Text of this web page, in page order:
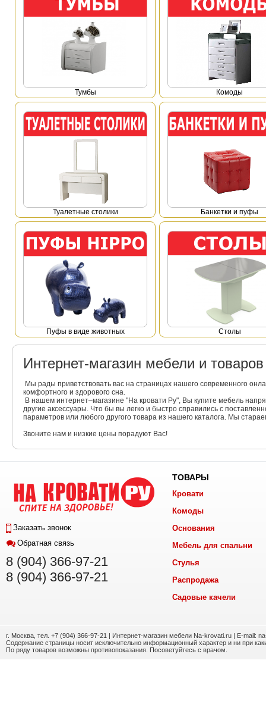
Тумбы Комоды
Туалетные столики Банкетки и пуфы
Пуфы в виде животных Столы
Интернет-магазин мебели и
Мы рады приветствовать вас на страницах нашего современного
комфортного и здорового сна.
В нашем интернет–магазине "На кровати Ру", Вы купите мебель
другие аксессуары. Что бы вы легко и быстро справились с
параметров или любого другого товара из нашего каталога. Мы
Звоните нам и низкие цены порадуют Вас!
Заказать звонок
Обратная связь
8 (904) 366-97-21
8 (904) 366-97-21
ТОВАРЫ
Кровати
Комоды
Основания
Мебель для спальни
Стулья
Распродажа
Садовые качели
г. Москва, тел. +7 (904) 366-97-21 | Интернет-магазин мебели Na-krovati.ru | E-mail:
Содержание страницы носит исключительно информационный характер и ни при
По ряду товаров возможны противопоказания. Посоветуйтесь с врачом.